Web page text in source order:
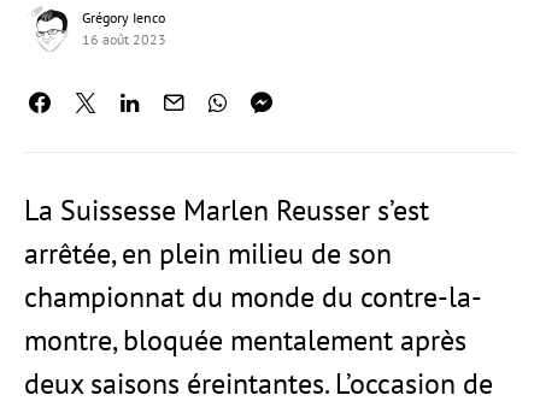
Grégory Ienco
16 août 2023
La Suissesse Marlen Reusser s’est
arrêtée, en plein milieu de son
championnat du monde du contre-la-
montre, bloquée mentalement après
deux saisons éreintantes. L’occasion de